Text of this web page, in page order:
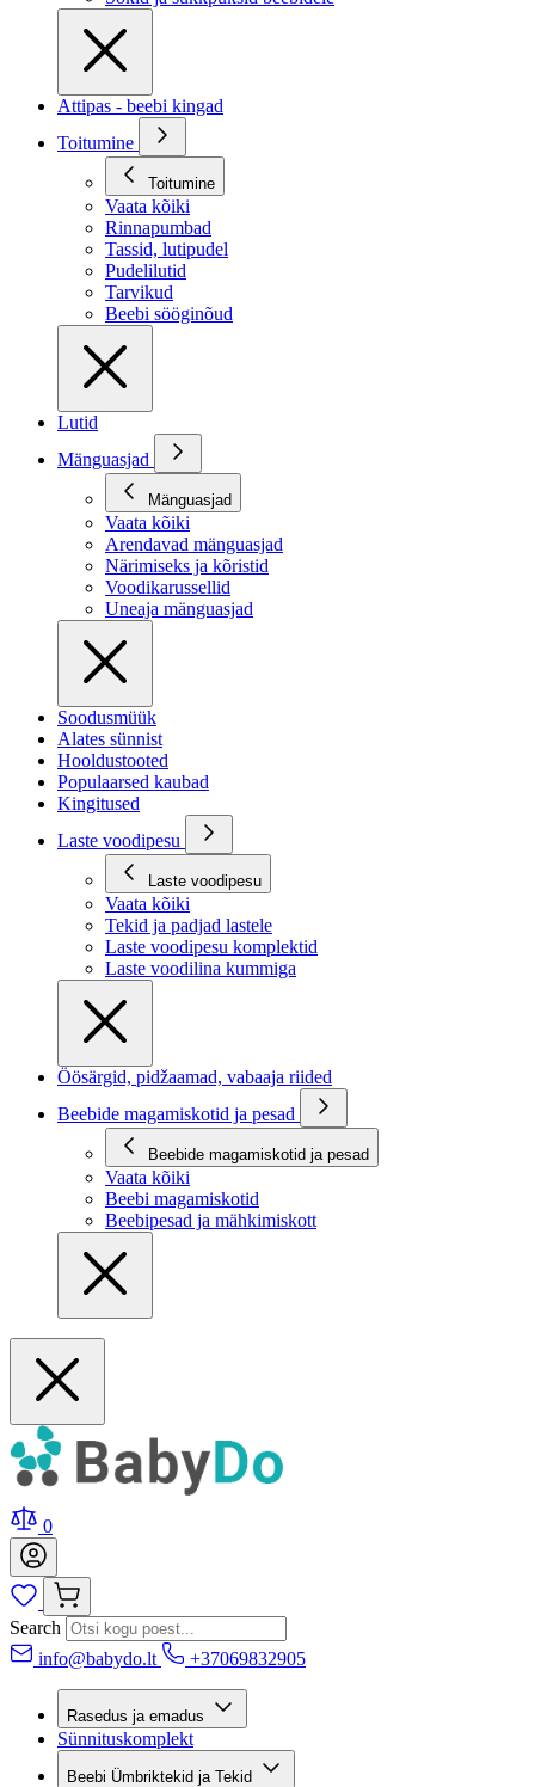
Attipas - beebi kingad
Toitumine
Toitumine
Vaata kõiki
Rinnapumbad
Tassid, lutipudel
Pudelilutid
Tarvikud
Beebi sööginõud
Lutid
Mänguasjad
Mänguasjad
Vaata kõiki
Arendavad mänguasjad
Närimiseks ja kõristid
Voodikarussellid
Uneaja mänguasjad
Soodusmüük
Alates sünnist
Hooldustooted
Populaarsed kaubad
Kingitused
Laste voodipesu
Laste voodipesu
Vaata kõiki
Tekid ja padjad lastele
Laste voodipesu komplektid
Laste voodilina kummiga
Öösärgid, pidžaamad, vabaaja riided
Beebide magamiskotid ja pesad
Beebide magamiskotid ja pesad
Vaata kõiki
Beebi magamiskotid
Beebipesad ja mähkimiskott
0
Search
info@babydo.lt
+37069832905
Rasedus ja emadus
Sünnituskomplekt
Beebi Ümbriktekid ja Tekid